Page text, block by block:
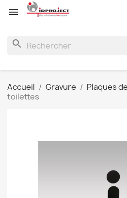

search
Accueil Gravure Plaques
toilettes